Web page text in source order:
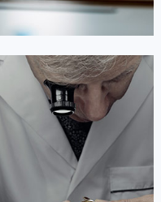
艾莉森·安吉莉亚
资深理查德米勒技师
是理查德米勒售后服务中心
(理查德米勒保养中心)
的高级技师之一
Shenzhen RichardMille Maintain